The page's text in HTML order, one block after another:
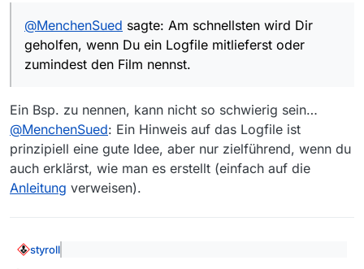
@MenchenSued sagte: Am schnellsten wird Dir
geholfen, wenn Du ein Logfile mitlieferst oder
zumindest den Film nennst.
Ein Bsp. zu nennen, kann nicht so schwierig sein…
@MenchenSued: Ein Hinweis auf das Logfile ist
prinzipiell eine gute Idee, aber nur zielführend, wenn du
auch erklärst, wie man es erstellt (einfach auf die
Anleitung verweisen).
styroll